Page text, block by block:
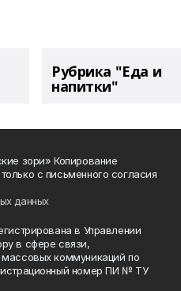
Рубрика "Еда и
напитки"
зори» Копирование
с письменного согласия
данных
в Управлении
в сфере связи,
коммуникаций по
номер ПИ № ТУ